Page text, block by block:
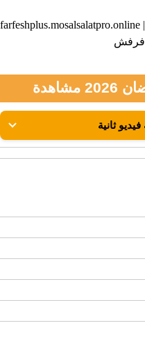
farfeshplus.mosalsalatpro.online | مسلسل ما تراه ليس كما يبدو الحلقة